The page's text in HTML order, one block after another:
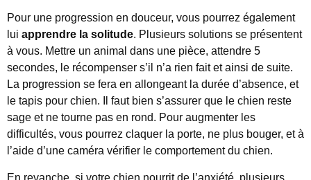
Pour une progression en douceur, vous pourrez également
lui apprendre la solitude. Plusieurs solutions se présentent
à vous. Mettre un animal dans une pièce, attendre 5
secondes, le récompenser s’il n’a rien fait et ainsi de suite.
La progression se fera en allongeant la durée d’absence, et
le tapis pour chien. Il faut bien s’assurer que le chien reste
sage et ne tourne pas en rond. Pour augmenter les
difficultés, vous pourrez claquer la porte, ne plus bouger, et à
l’aide d’une caméra vérifier le comportement du chien.